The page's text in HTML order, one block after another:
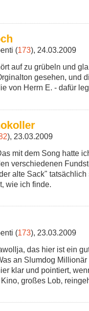
(173), 24.03.2009
auf zu grübeln und
gesehen, und
von Herrn E. - dafür
), 23.03.2009
mit dem Song hatte
verschiedenen
alte Sack"
wie ich finde.
(173), 23.03.2009
das hier ist ein
an Slumdog
klar und pointiert,
großes Lob,